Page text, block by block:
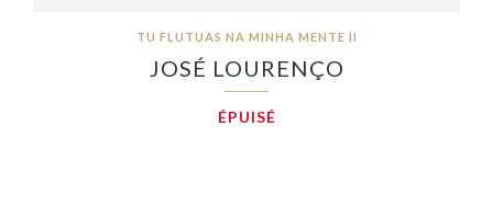
TU FLUTUAS NA MINHA MENTE II
JOSÉ LOURENÇO
ÉPUISÉ